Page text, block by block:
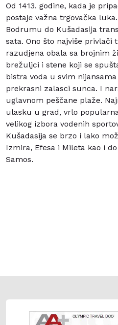
Od 1413. godine, kada je
postaje važna trgovačka
Bodrumu do Kušadasija
sata. Ono što najviše privlači
razudjena obala sa brojnim
brežuljci i stene koji se
bistra voda u svim
prekrasni zalasci sunca. I
uglavnom peščane plaže.
ulasku u grad, vrlo
velikog izbora vodenih
Kušadasija se brzo i lako
Izmira, Efesa i Mileta kao i
Samos.